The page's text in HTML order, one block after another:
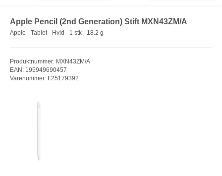
Apple Pencil (2nd Generation) Stift MXN43ZM/A
Apple - Tablet - Hvid - 1 stk - 18.2 g
Produktnummer: MXN43ZM/A
EAN: 195949690457
Varenummer: F25179392